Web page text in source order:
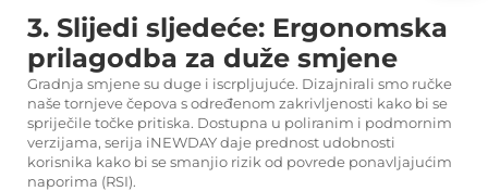
3. Slijedi sljedeće: Ergonomska
prilagodba za duže smjene
Gradnja smjene su duge i iscrpljujuće. Dizajnirali smo ručke
naše tornjeve čepova s određenom zakrivljenosti kako bi se
spriječile točke pritiska. Dostupna u poliranim i podmornim
verzijama, serija iNEWDAY daje prednost udobnosti
korisnika kako bi se smanjio rizik od povrede ponavljajućim
naporima (RSI).